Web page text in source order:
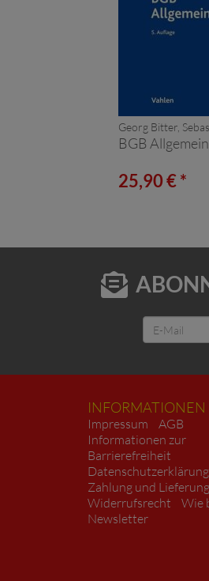
Georg Bitter,
BGB
25,90 € *
INFORMATIONEN
Impressum
AGB
Informationen zur
Barrierefreiheit
Datenschutzerklärung
Zahlung und Lieferung
Widerrufsrecht
Wie
Newsletter